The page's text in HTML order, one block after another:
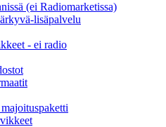
(ei Radiomarketissa)
lisäpalvelu
- ei radio